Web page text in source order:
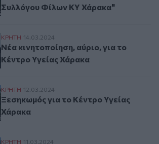
Συλλόγου Φίλων KY Χάρακα"
Νέα κινητοποίηση, αύριο, για το Κέντρο
ΚΡΗΤΗ 14.03.2024
Νέα κινητοποίηση, αύριο, για το
Κέντρο Υγείας Χάρακα
Ξεσηκωμός για το Κέντρο Υγείας Χάρακα
ΚΡΗΤΗ 12.03.2024
Ξεσηκωμός για το Κέντρο Υγείας
Χάρακα
ΚΡΗΤΗ 11.03.2024